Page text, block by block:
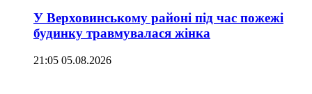
У Верховинському районі під час пожежі
будинку травмувалася жінка
21:05 05.08.2026